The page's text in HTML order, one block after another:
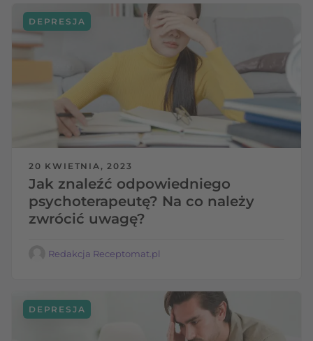
20 KWIETNIA, 2023
Jak znaleźć odpowiedniego
psychoterapeutę? Na co należy
zwrócić uwagę?
DEPRESJA
Redakcja Receptomat.pl
DEPRESJA